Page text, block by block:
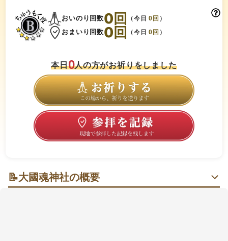
おいのり回数0回 （今日0回 ）
おまいり回数0回 （今日0回 ）
本日0人の方がお祈りをしました
📝大國魂神社の概要